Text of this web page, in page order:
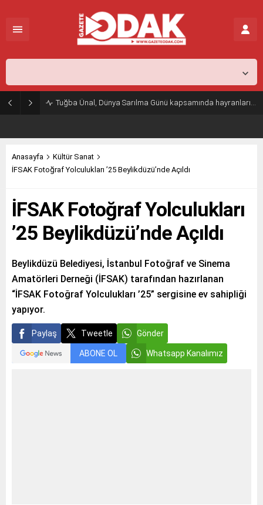
Tuğba Ünal, Dünya Sarılma Günü kapsamında hayranlarıyla buluştu
Anasayfa
Kültür Sanat
İFSAK Fotoğraf Yolculukları ’25 Beylikdüzü’nde Açıldı
İFSAK Fotoğraf Yolculukları
’25 Beylikdüzü’nde Açıldı
Beylikdüzü Belediyesi, İstanbul Fotoğraf ve Sinema
Amatörleri Derneği (İFSAK) tarafından hazırlanan
“İFSAK Fotoğraf Yolculukları ’25” sergisine ev sahipliği
yapıyor.
Paylaş Tweetle Gönder
ABONE OL Whatsapp Kanalımız